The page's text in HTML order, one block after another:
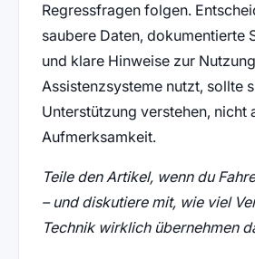
Regressfragen folgen.
saubere Daten, dokumentierte
und klare Hinweise zur
Assistenzsysteme nutzt, sollte
Unterstützung verstehen, nicht
Aufmerksamkeit.
Teile den Artikel, wenn du
– und diskutiere mit, wie viel
Technik wirklich übernehmen